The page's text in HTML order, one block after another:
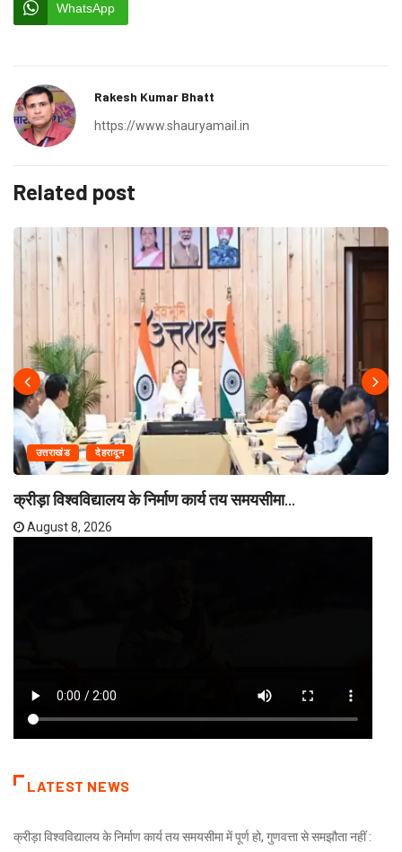
WhatsApp
Rakesh Kumar Bhatt
https://www.shauryamail.in
Related post
उत्तराखंड देहरादून
क्रीड़ा विश्वविद्यालय के निर्माण कार्य तय समयसीमा...
August 8, 2026
LATEST NEWS
क्रीड़ा विश्वविद्यालय के निर्माण कार्य तय समयसीमा में पूर्ण हो, गुणवत्ता से समझौता नहीं :